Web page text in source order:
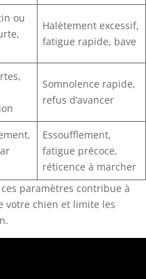
ou
Halètement excessif,
fatigue rapide, bave
Somnolence rapide,
refus d’avancer
Essoufflement,
fatigue précoce,
réticence à marcher
paramètres contribue à
votre chien et limite les